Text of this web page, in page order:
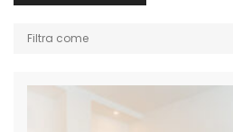
Filtra come